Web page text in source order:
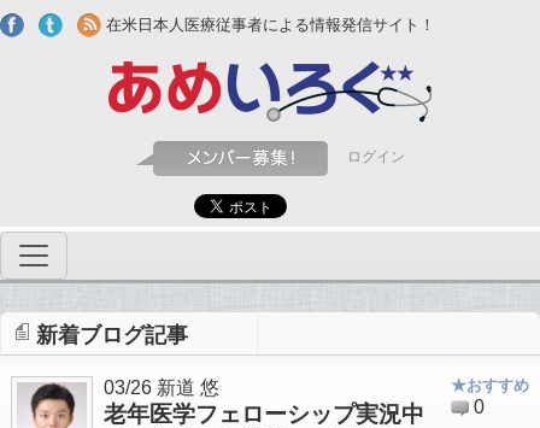
Skip to main content
在米日本人医療従事者による情報発信サイト！
ログイン
新着ブログ記事
03/26 新道 悠
老年医学フェローシップ実況中
★おすすめ
0